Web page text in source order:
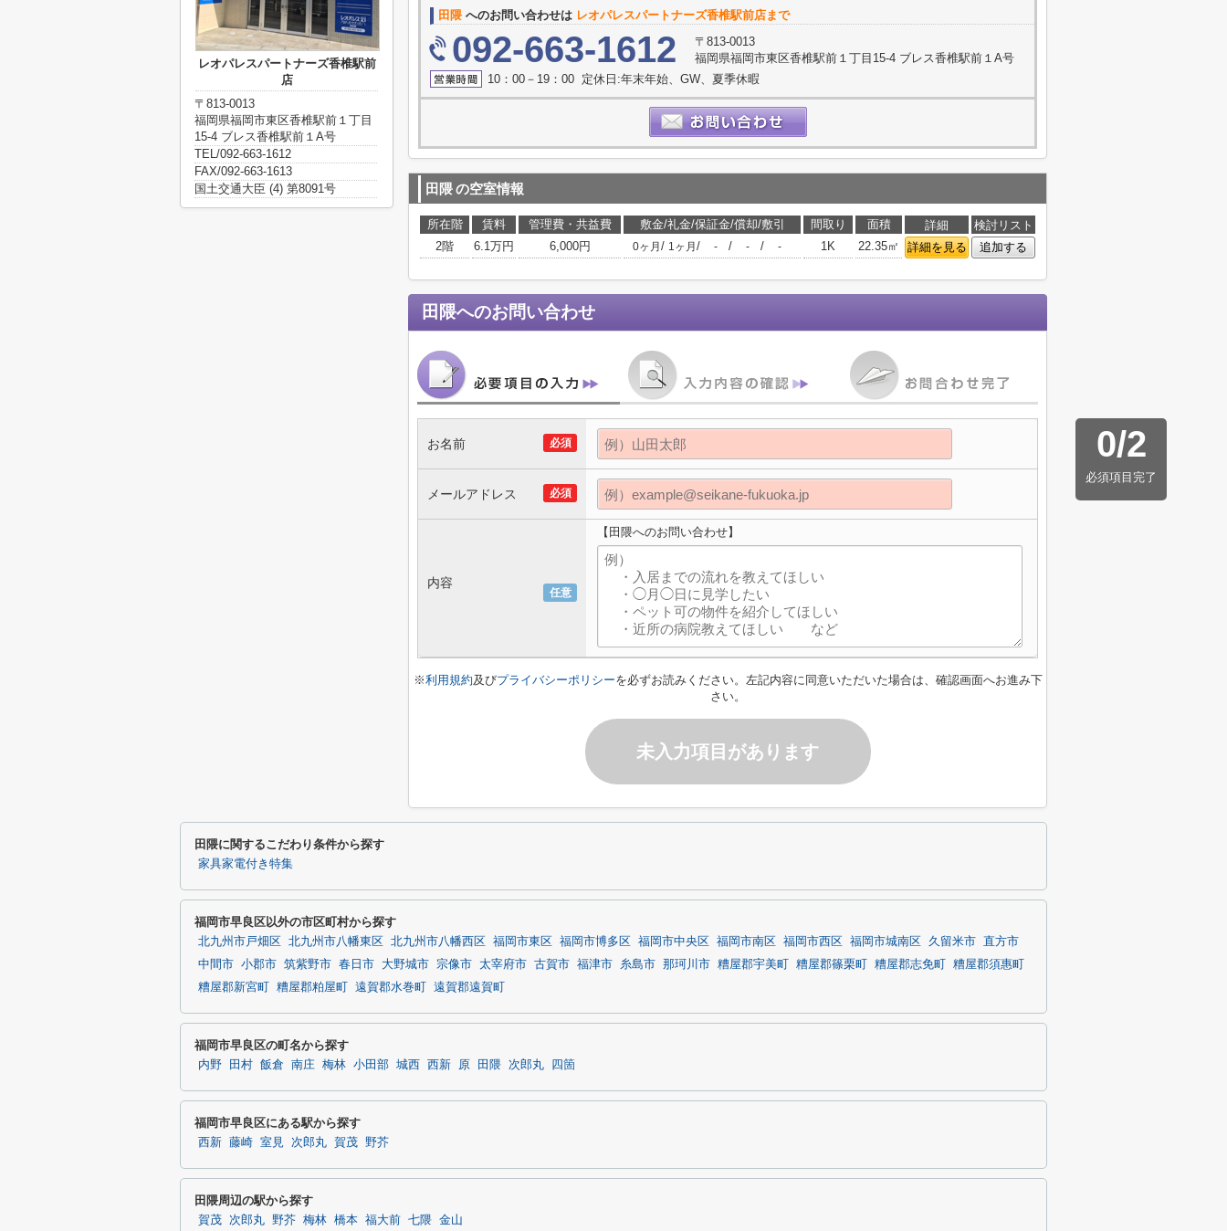
田隈へのお問い合わせは レオパレスパートナーズ香椎駅前店まで
092-663-1612
〒813-0013
福岡県福岡市東区香椎駅前１丁目15-4 ブレス香椎駅前１A号
10：00－19：00 定休日:年末年始、GW、夏季休暇
田隈の空室情報
所在階 賃料 管理費・共益費 敷金/礼金/保証金/償却/敷引 間取り 面積 詳細
検討リスト
2階
6.1万円 6,000円 0ヶ月 / 1ヶ月 / - / - / - 1K 22.35㎡ 詳細を見る 追加する
田隈へのお問い合わせ
0/2
必須項目完了
必須
お名前
必須
メールアドレス
任意
内容
【田隈へのお問い合わせ】
※利用規約及びプライバシーポリシーを必ずお読みください。左記内容に同意いただいた場合は、確認画面へお進み下
さい。
未入力項目があります
レオパレスパートナーズ香椎駅前
店
〒813-0013
福岡県福岡市東区香椎駅前１丁目
15-4 ブレス香椎駅前１A号
TEL/092-663-1612
FAX/092-663-1613
国土交通大臣 (4) 第8091号
田隈に関するこだわり条件から探す
家具家電付き特集
福岡市早良区以外の市区町村から探す
北九州市戸畑区 北九州市八幡東区 北九州市八幡西区 福岡市東区 福岡市博多区 福岡市中央区 福岡市南区 福岡市西区 福岡市城南区 久留米市 直方市
中間市 小郡市 筑紫野市 春日市 大野城市 宗像市 太宰府市 古賀市 福津市 糸島市 那珂川市 糟屋郡宇美町 糟屋郡篠栗町 糟屋郡志免町
糟屋郡須惠町
糟屋郡新宮町
糟屋郡粕屋町 遠賀郡水巻町 遠賀郡遠賀町
福岡市早良区の町名から探す
内野 田村 飯倉 南庄 梅林 小田部 城西 西新 原 田隈 次郎丸 四箇
福岡市早良区にある駅から探す
西新 藤崎 室見 次郎丸 賀茂 野芥
田隈周辺の駅から探す
賀茂 次郎丸 野芥 梅林 橋本 福大前 七隈 金山